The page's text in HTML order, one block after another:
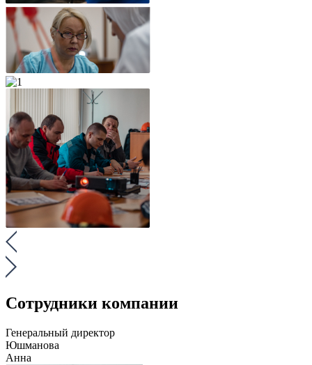
Сотрудники компании
Генеральный директор
Юшманова
Анна